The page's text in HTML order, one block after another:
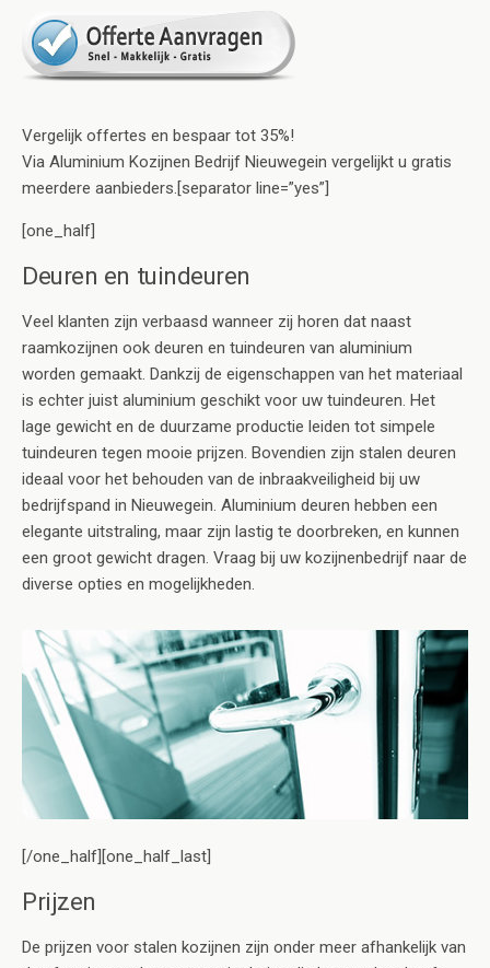
Vergelijk offertes en bespaar tot 35%!
Via Aluminium Kozijnen Bedrijf Nieuwegein vergelijkt u gratis
meerdere aanbieders.[separator line=”yes”]
[one_half]
Deuren en tuindeuren
Veel klanten zijn verbaasd wanneer zij horen dat naast
raamkozijnen ook deuren en tuindeuren van aluminium
worden gemaakt. Dankzij de eigenschappen van het materiaal
is echter juist aluminium geschikt voor uw tuindeuren. Het
lage gewicht en de duurzame productie leiden tot simpele
tuindeuren tegen mooie prijzen. Bovendien zijn stalen deuren
ideaal voor het behouden van de inbraakveiligheid bij uw
bedrijfspand in Nieuwegein. Aluminium deuren hebben een
elegante uitstraling, maar zijn lastig te doorbreken, en kunnen
een groot gewicht dragen. Vraag bij uw kozijnenbedrijf naar de
diverse opties en mogelijkheden.
[/one_half][one_half_last]
Prijzen
De prijzen voor stalen kozijnen zijn onder meer afhankelijk van